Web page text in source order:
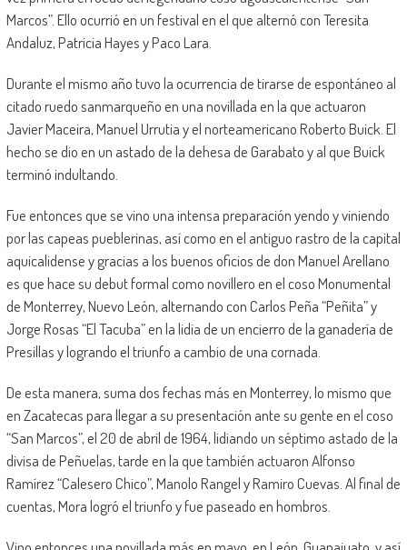
Marcos”. Ello ocurrió en un festival en el que alternó con Teresita
Andaluz, Patricia Hayes y Paco Lara.
Durante el mismo año tuvo la ocurrencia de tirarse de espontáneo al
citado ruedo sanmarqueño en una novillada en la que actuaron
Javier Maceira, Manuel Urrutia y el norteamericano Roberto Buick. El
hecho se dio en un astado de la dehesa de Garabato y al que Buick
terminó indultando.
Fue entonces que se vino una intensa preparación yendo y viniendo
por las capeas pueblerinas, así como en el antiguo rastro de la capital
aquicalidense y gracias a los buenos oficios de don Manuel Arellano
es que hace su debut formal como novillero en el coso Monumental
de Monterrey, Nuevo León, alternando con Carlos Peña “Peñita” y
Jorge Rosas “El Tacuba” en la lidia de un encierro de la ganadería de
Presillas y logrando el triunfo a cambio de una cornada.
De esta manera, suma dos fechas más en Monterrey, lo mismo que
en Zacatecas para llegar a su presentación ante su gente en el coso
“San Marcos”, el 20 de abril de 1964, lidiando un séptimo astado de la
divisa de Peñuelas, tarde en la que también actuaron Alfonso
Ramírez “Calesero Chico”, Manolo Rangel y Ramiro Cuevas. Al final de
cuentas, Mora logró el triunfo y fue paseado en hombros.